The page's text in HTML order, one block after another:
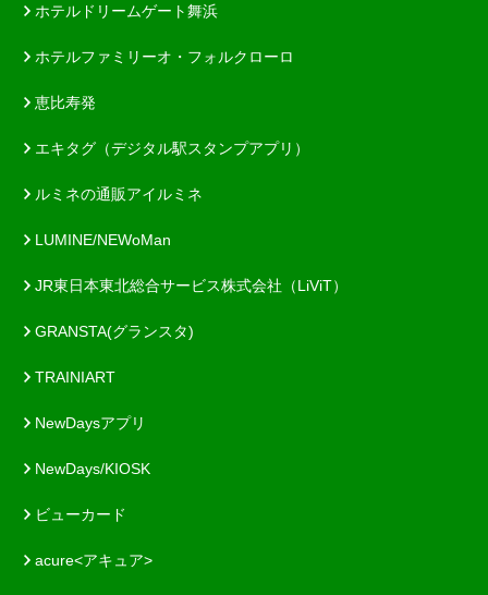
ホテルドリームゲート舞浜
ホテルファミリーオ・フォルクローロ
恵比寿発
エキタグ（デジタル駅スタンプアプリ）
ルミネの通販アイルミネ
LUMINE/NEWoMan
JR東日本東北総合サービス株式会社（LiViT）
GRANSTA(グランスタ)
TRAINIART
NewDaysアプリ
NewDays/KIOSK
ビューカード
acure<アキュア>